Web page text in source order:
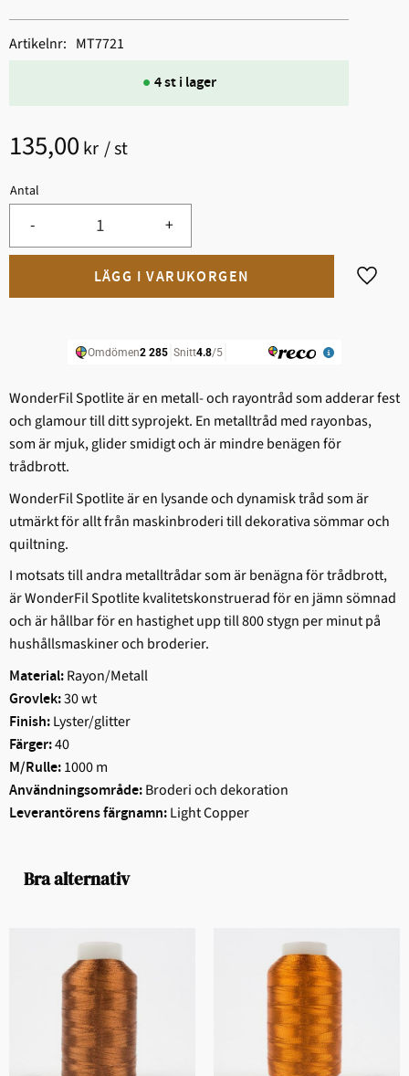
135,00 kr /st
Antal
+
-
Lägg
4 st i lager
Artikelnr MT7721
WonderFil Spotlite är en metall- och rayontråd som adderar fest
och glamour till ditt syprojekt. En metalltråd med rayonbas,
som är mjuk, glider smidigt och är mindre benägen för
trådbrott.
WonderFil Spotlite är en lysande och dynamisk tråd som är
utmärkt för allt från maskinbroderi till dekorativa sömmar och
quiltning.
I motsats till andra metalltrådar som är benägna för trådbrott,
är WonderFil Spotlite kvalitetskonstruerad för en jämn sömnad
och är hållbar för en hastighet upp till 800 stygn per minut på
hushållsmaskiner och broderier.
Material:Rayon/Metall
Grovlek:30 wt
Finish:Lyster/glitter
Färger:40
M/Rulle:1000 m
Användningsområde:Broderi och dekoration
Leverantörens färgnamn:Light Copper
Bra alternativ